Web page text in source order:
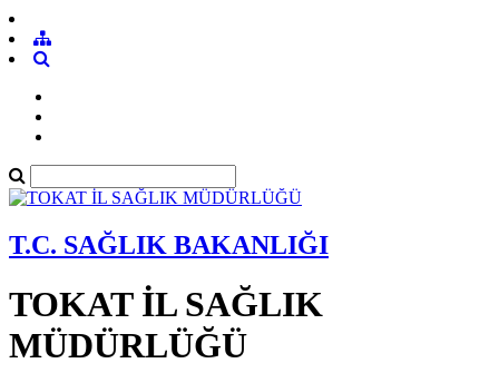
T.C. SAĞLIK BAKANLIĞI
TOKAT İL SAĞLIK
MÜDÜRLÜĞÜ